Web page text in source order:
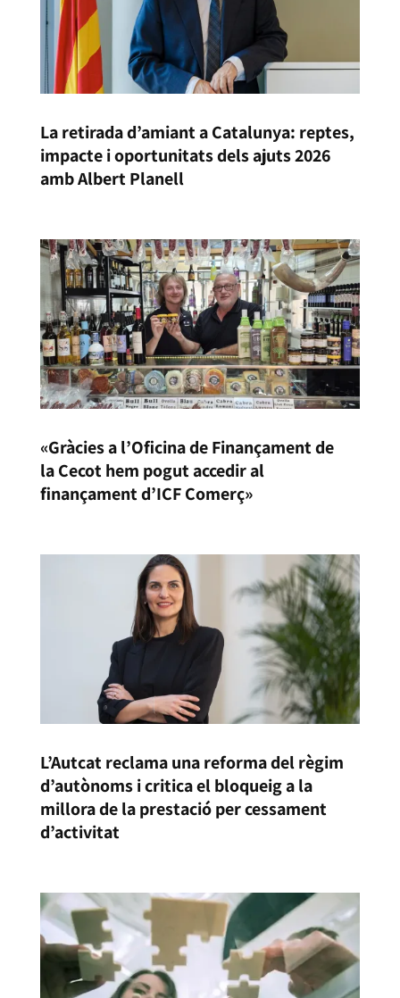
La retirada d’amiant a Catalunya: reptes,
impacte i oportunitats dels ajuts 2026
amb Albert Planell
«Gràcies a l’Oficina de Finançament de
la Cecot hem pogut accedir al
finançament d’ICF Comerç»
L’Autcat reclama una reforma del règim
d’autònoms i critica el bloqueig a la
millora de la prestació per cessament
d’activitat